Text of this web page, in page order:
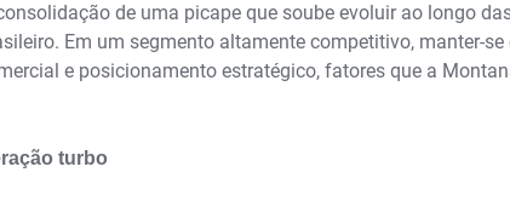
de uma picape que soube evoluir ao longo
Em um segmento altamente competitivo, manter-se
e posicionamento estratégico, fatores que a
turbo